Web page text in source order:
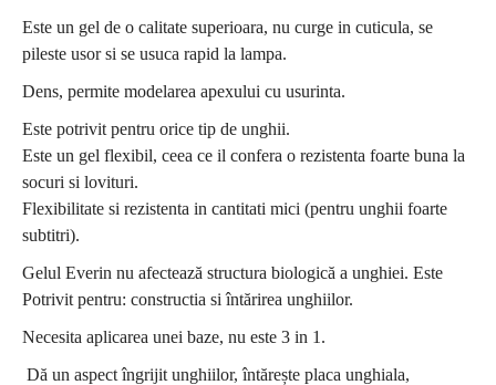
Este un gel de o calitate superioara, nu curge in cuticula, se
pileste usor si se usuca rapid la lampa.
Dens, permite modelarea apexului cu usurinta.
Este potrivit pentru orice tip de unghii.
Este un gel flexibil, ceea ce il confera o rezistenta foarte buna la
socuri si lovituri.
Flexibilitate si rezistenta in cantitati mici (pentru unghii foarte
subtitri).
Gelul Everin nu afectează structura biologică a unghiei. Este
Potrivit pentru: constructia si întărirea unghiilor.
Necesita aplicarea unei baze, nu este 3 in 1.
Dă un aspect îngrijit unghiilor, întărește placa unghiala,